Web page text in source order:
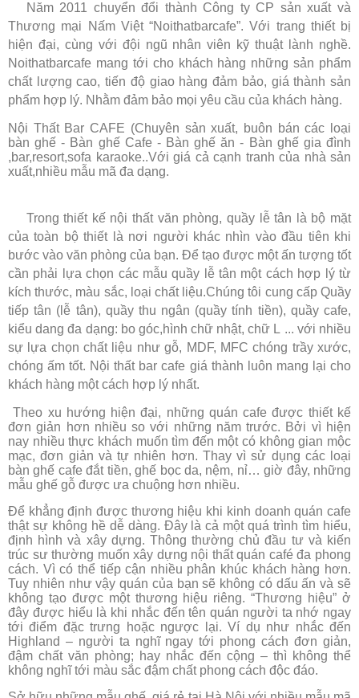
Năm 2011 chuyển đổi thành Công ty CP sản xuất và
Thương mại Nấm Việt “Noithatbarcafe”. Với trang thiết bị
hiện đại, cùng với đội ngũ nhân viên kỹ thuật lành nghề.
Noithatbarcafe mang tới cho khách hàng những sản phẩm
chất lượng cao, tiến độ giao hàng đảm bảo, giá thành sản
phẩm hợp lý. Nhằm đảm bảo mọi yêu cầu của khách hàng.
Nội Thất Bar CAFE (Chuyên sản xuất, buôn bán các loại
bàn ghế - Bàn ghế Cafe - Bàn ghế ăn - Bàn ghế gia đình
,bar,resort,sofa karaoke..Với giá cả cạnh tranh của nhà sản
xuất,nhiều mẫu mã đa dạng.
Trong thiết kế nội thất văn phòng, quầy lễ tân là bộ mặt
của toàn bộ thiết là nơi người khác nhìn vào đầu tiên khi
bước vào văn phòng của bạn. Để tạo được một ấn tượng tốt
cần phải lựa chọn các mẫu quầy lễ tân một cách hợp lý từ
kích thước, màu sắc, loại chất liệu.Chúng tôi cung cấp Quầy
tiếp tân (lễ tân), quầy thu ngân (quầy tính tiền), quầy cafe,
kiểu dang đa dạng: bo góc,hình chữ nhật, chữ L ... với nhiều
sự lựa chọn chất liệu như gỗ, MDF, MFC chóng trầy xước,
chóng ấm tốt. Nội thất bar cafe giá thành luôn mang lại cho
khách hàng một cách hợp lý nhất.
Theo xu hướng hiện đại, những quán cafe được thiết kế
đơn giản hơn nhiều so với những năm trước. Bởi vì hiện
nay nhiều thực khách muốn tìm đến một có không gian mộc
mạc, đơn giản và tự nhiên hơn. Thay vì sử dụng các loại
bàn ghế cafe đắt tiền, ghế bọc da, nệm, nỉ… giờ đây, những
mẫu ghế gỗ được ưa chuộng hơn nhiều.
Để khẳng định được thương hiệu khi kinh doanh quán cafe
thật sự không hề dễ dàng. Đây là cả một quá trình tìm hiểu,
định hình và xây dựng. Thông thường chủ đầu tư và kiến
trúc sư thường muốn xây dựng nội thất quán café đa phong
cách. Vì có thể tiếp cận nhiều phân khúc khách hàng hơn.
Tuy nhiên như vậy quán của bạn sẽ không có dấu ấn và sẽ
không tạo được một thương hiệu riêng. “Thương hiệu” ở
đây được hiểu là khi nhắc đến tên quán người ta nhớ ngay
tới điểm đặc trưng hoặc ngược lại. Ví dụ như nhắc đến
Highland – người ta nghĩ ngay tới phong cách đơn giản,
đậm chất văn phòng; hay nhắc đến cộng – thì không thể
không nghĩ tới màu sắc đậm chất phong cách độc đáo.